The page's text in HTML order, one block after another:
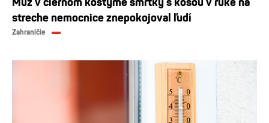
streche nemocnice znepokojoval ľudí
Zahraničie